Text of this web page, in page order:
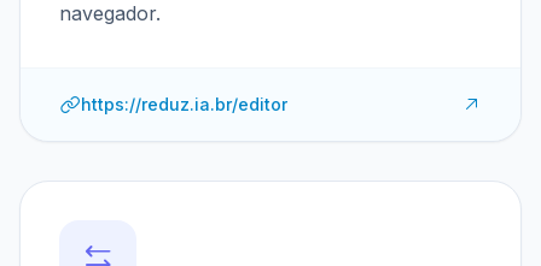
navegador.
https://reduz.ia.br/editor